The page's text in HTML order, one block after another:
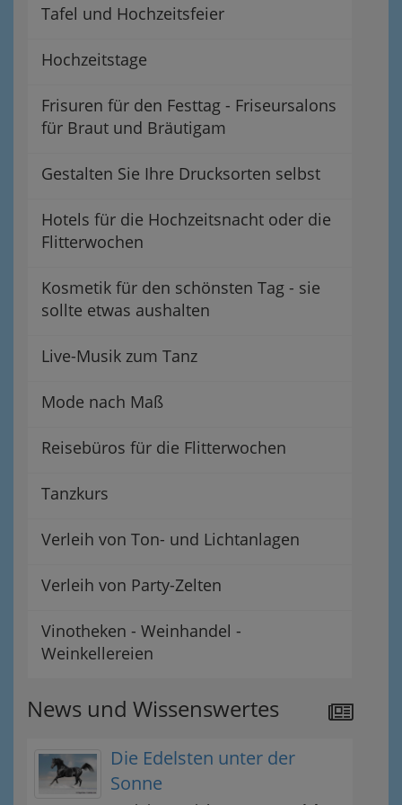
Tafel und Hochzeitsfeier
Hochzeitstage
Frisuren für den Festtag - Friseursalons
für Braut und Bräutigam
Gestalten Sie Ihre Drucksorten selbst
Hotels für die Hochzeitsnacht oder die
Flitterwochen
Kosmetik für den schönsten Tag - sie
sollte etwas aushalten
Live-Musik zum Tanz
Mode nach Maß
Reisebüros für die Flitterwochen
Tanzkurs
Verleih von Ton- und Lichtanlagen
Verleih von Party-Zelten
Vinotheken - Weinhandel -
Weinkellereien
News und Wissenswertes
Die Edelsten unter der
Sonne